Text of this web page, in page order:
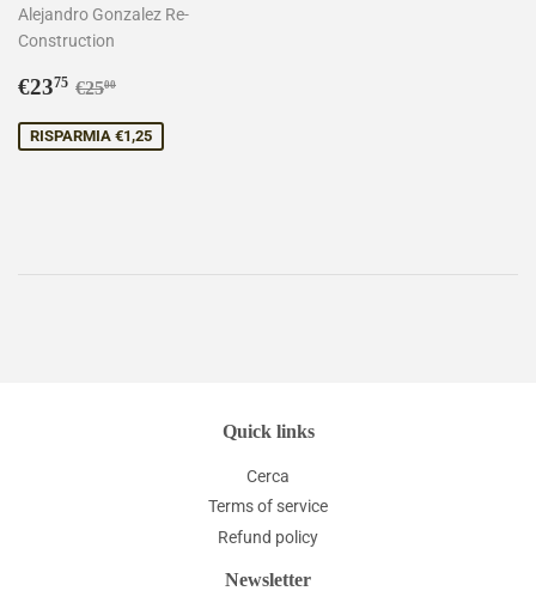
Alejandro Gonzalez Re-
Construction
Prezzo
€2375 €23,75
Prezzo di listino
€2500
RISPARMIA €1,25
Quick links
Cerca
Terms of service
Refund policy
Newsletter